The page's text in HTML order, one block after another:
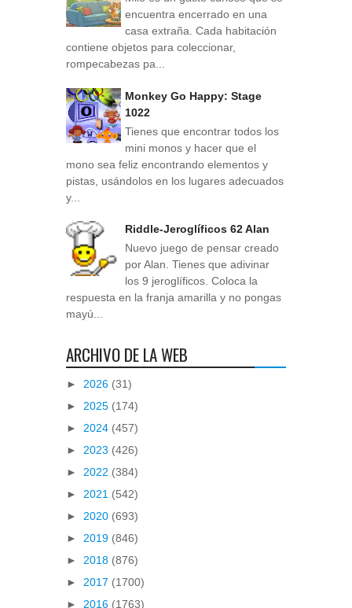
encuentra encerrado en una
casa extraña. Cada habitación
contiene objetos para coleccionar,
rompecabezas pa...
Monkey Go Happy: Stage
1022
Tienes que encontrar todos los
mini monos y hacer que el
mono sea feliz encontrando elementos y
pistas, usándolos en los lugares adecuados
y...
Riddle-Jeroglíficos 62 Alan
Nuevo juego de pensar creado
por Alan. Tienes que adivinar
los 9 jeroglíficos. Coloca la
respuesta en la franja amarilla y no pongas
mayú...
ARCHIVO DE LA WEB
► 2026 (31)
► 2025 (174)
► 2024 (457)
► 2023 (426)
► 2022 (384)
► 2021 (542)
► 2020 (693)
► 2019 (846)
► 2018 (876)
► 2017 (1700)
► 2016 (1763)